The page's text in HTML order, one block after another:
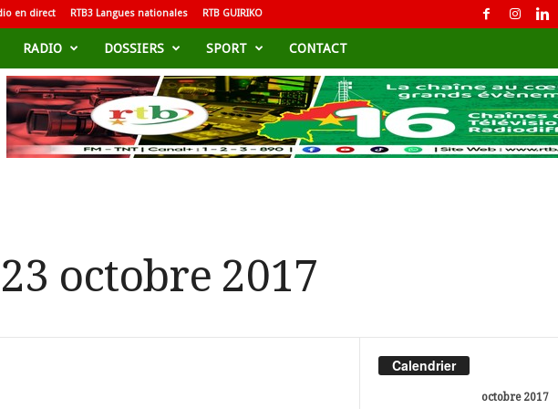
en direct RTB3 Langues nationales RTB GUIRIKO
RADIO DOSSIERS SPORT CONTACT
octobre 2017
Calendrier
octobre 2017